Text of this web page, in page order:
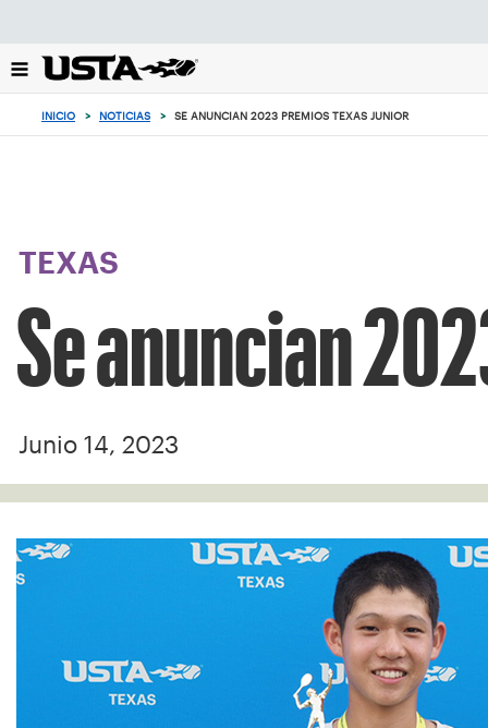
el
botón
INICIO > NOTICIAS > SE ANUNCIAN 2023 PREMIOS TEXAS JUNIOR
TEXAS
Se anuncian
Junio 14, 2023